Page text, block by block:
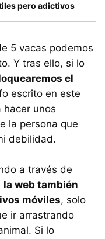
pero adictivos
5 vacas podemos
Y tras ello, si lo
el
escrito en este
unos
la persona que
debilidad.
a través de
la web también
móviles, solo
ir arrastrando
Si lo